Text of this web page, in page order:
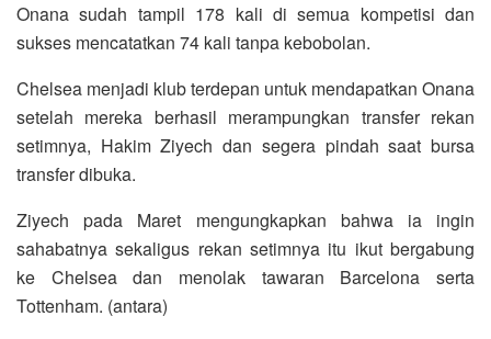
Onana sudah tampil 178 kali di semua kompetisi dan
sukses mencatatkan 74 kali tanpa kebobolan.
Chelsea menjadi klub terdepan untuk mendapatkan Onana
setelah mereka berhasil merampungkan transfer rekan
setimnya, Hakim Ziyech dan segera pindah saat bursa
transfer dibuka.
Ziyech pada Maret mengungkapkan bahwa ia ingin
sahabatnya sekaligus rekan setimnya itu ikut bergabung
ke Chelsea dan menolak tawaran Barcelona serta
Tottenham. (antara)